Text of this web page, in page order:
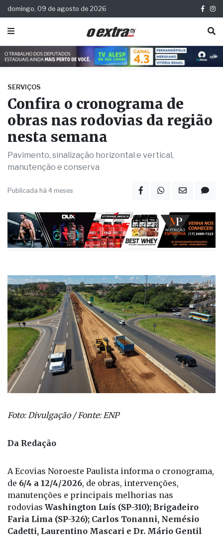
domingo, 09 de agosto de 2026
SERVIÇOS
Confira o cronograma de
obras nas rodovias da região
nesta semana
Pavimento, sinalização horizontal e vertical,
manutenção e conserva
Publicada há 4 meses
Foto: Divulgação / Fonte: ENP
Da Redação
A Ecovias Noroeste Paulista informa o cronograma,
de 6/4 a 12/4/2026, de obras, intervenções,
manutenções e principais melhorias nas
rodovias Washington Luís (SP-310); Brigadeiro
Faria Lima (SP-326); Carlos Tonanni, Nemésio
Cadetti, Laurentino Mascari e Dr. Mário Gentil